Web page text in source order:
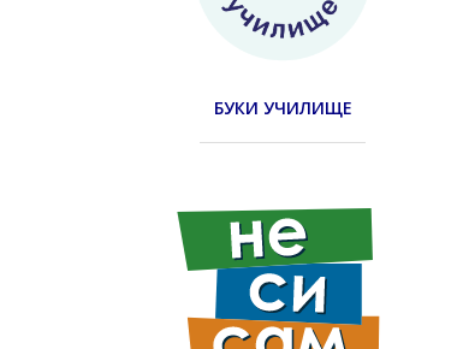
БУКИ УЧИЛИЩЕ